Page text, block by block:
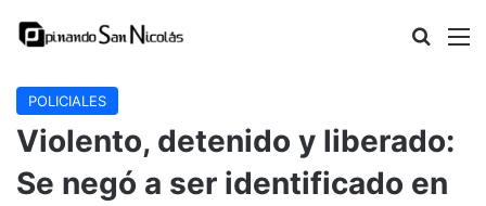
Buscar
POLICIALES
Violento, detenido y liberado:
Se negó a ser identificado en